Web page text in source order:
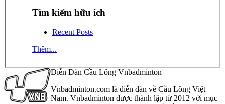
Tìm kiếm hữu ích
Recent Posts
Thêm...
Diễn Đàn Cầu Lông Vnbadminton
Vnbadminton.com là diễn đàn về Cầu Lông Việt
Nam. Vnbadminton được thành lập từ 2012 với mục